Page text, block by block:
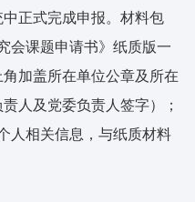
正式完成申报。材料包
会课题申请书》纸质版一
加盖所在单位公章及所在
人及党委负责人签字）；
人相关信息，与纸质材料